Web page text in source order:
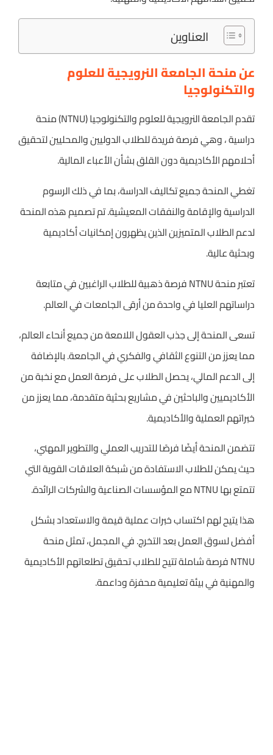
العناوين
عن منحة الجامعة النرويجية للعلوم
والتكنولوجيا
تقدم الجامعة النرويجية للعلوم والتكنولوجيا (NTNU) منحة
دراسية ، وهي فرصة فريدة للطلاب الدوليين والمحليين لتحقيق
أحلامهم الأكاديمية دون القلق بشأن الأعباء المالية.
تغطي المنحة جميع تكاليف الدراسة، بما في ذلك الرسوم
الدراسية والإقامة والنفقات المعيشية. تم تصميم هذه المنحة
لدعم الطلاب المتميزين الذين يظهرون إمكانيات أكاديمية
وبحثية عالية.
تعتبر منحة NTNU فرصة ذهبية للطلاب الراغبين في متابعة
دراساتهم العليا في واحدة من أرقى الجامعات في العالم.
تسعى المنحة إلى جذب العقول اللامعة من جميع أنحاء العالم،
مما يعزز من التنوع الثقافي والفكري في الجامعة. بالإضافة
إلى الدعم المالي، يحصل الطلاب على فرصة العمل مع نخبة من
الأكاديميين والباحثين في مشاريع بحثية متقدمة، مما يعزز من
خبراتهم العملية والأكاديمية.
تتضمن المنحة أيضًا فرصًا للتدريب العملي والتطوير المهني،
حيث يمكن للطلاب الاستفادة من شبكة العلاقات القوية التي
تتمتع بها NTNU مع المؤسسات الصناعية والشركات الرائدة.
هذا يتيح لهم اكتساب خبرات عملية قيمة والاستعداد بشكل
أفضل لسوق العمل بعد التخرج. في المجمل، تمثل منحة
NTNU فرصة شاملة تتيح للطلاب تحقيق تطلعاتهم الأكاديمية
والمهنية في بيئة تعليمية محفزة وداعمة.